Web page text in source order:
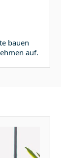
bauen
auf.